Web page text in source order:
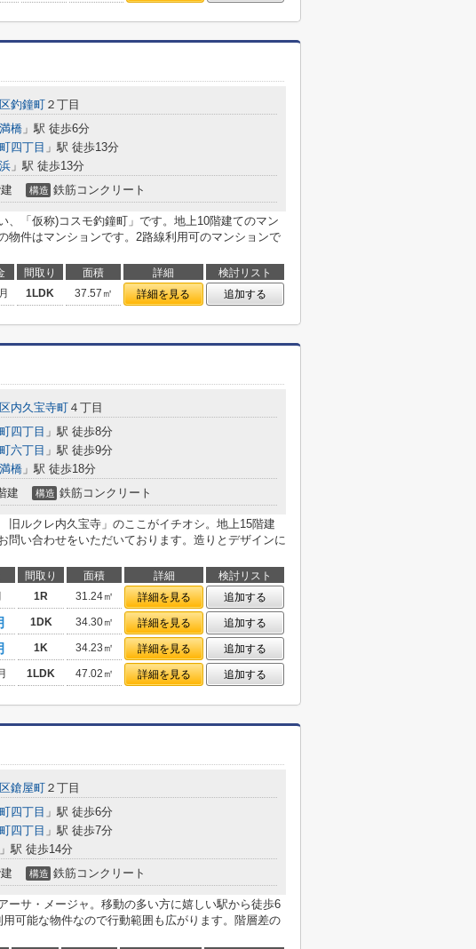
釣鐘町 ２丁目
橋 」駅 徒歩6分
四丁目 」駅 徒歩13分
」駅 徒歩13分
構造 鉄筋コンクリート
、「仮称)コスモ釣鐘町」です。地上10階建てのマン
物件はマンションです。2路線利用可のマンションで
間取り 面積 詳細
検討リスト
1LDK 37.57㎡ 詳細を見る 追加する
内久宝寺町 ４丁目
四丁目 」駅 徒歩8分
六丁目 」駅 徒歩9分
橋 」駅 徒歩18分
建 構造 鉄筋コンクリート
旧ルクレ内久宝寺」のここがイチオシ。地上15階建
問い合わせをいただいております。造りとデザインに
間取り 面積 詳細
検討リスト
1R 31.24㎡ 詳細を見る
追加する
1DK 34.30㎡ 詳細を見る
追加する
1K 34.23㎡ 詳細を見る
追加する
1LDK 47.02㎡ 詳細を見る 追加する
鎗屋町 ２丁目
四丁目 」駅 徒歩6分
四丁目 」駅 徒歩7分
」駅 徒歩14分
構造 鉄筋コンクリート
ーサ・メージャ。移動の多い方に嬉しい駅から徒歩6
可能な物件なので行動範囲も広がります。階層差の